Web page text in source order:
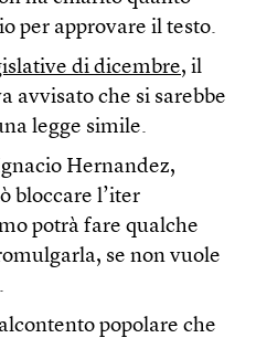
per approvare il testo.
di dicembre, il
avvisato che si sarebbe
legge simile.
Hernandez,
bloccare l’iter
potrà fare qualche
se non vuole
popolare che